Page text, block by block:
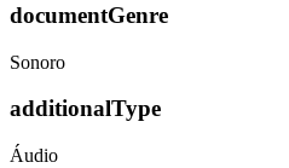
documentGenre
Sonoro
additionalType
Áudio